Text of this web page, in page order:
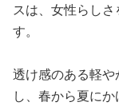
スは、女性らし
す。
透け感のある軽
し、春から夏に